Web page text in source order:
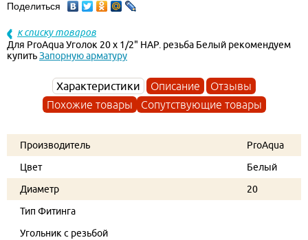
Поделиться
к списку товаров
Для ProAqua Уголок 20 x 1/2" НАР. резьба Белый рекомендуем
купитьЗапорную арматуру
Характеристики Описание
Отзывы
Похожие товары
Сопутствующие товары
Производитель
ProAqua
Цвет
Белый
Диаметр
20
Тип Фитинга
Угольник с резьбой